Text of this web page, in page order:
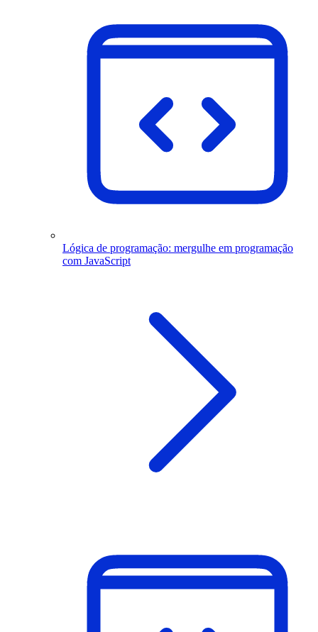
Lógica de programação: mergulhe em programação
com JavaScript